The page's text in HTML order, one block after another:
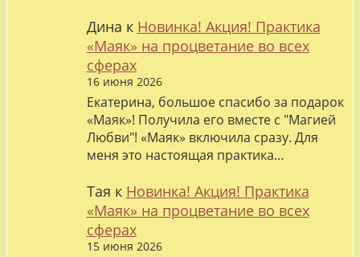
Дина к Новинка! Акция! Практика
«Маяк» на процветание во всех
сферах
16 июня 2026
Екатерина, большое спасибо за подарок
«Маяк»! Получила его вместе с "Магией
Любви"! «Маяк» включила сразу. Для
меня это настоящая практика…
Тая к Новинка! Акция! Практика
«Маяк» на процветание во всех
сферах
15 июня 2026